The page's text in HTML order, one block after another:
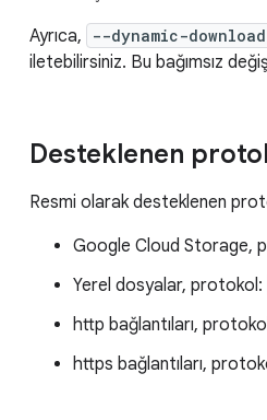
Ayrıca, --dynamic-
iletebilirsiniz. Bu bağımsız
Desteklenen
Resmi olarak desteklenen
Google Cloud Storage,
Yerel dosyalar, protokol:
http bağlantıları,
https bağlantıları,